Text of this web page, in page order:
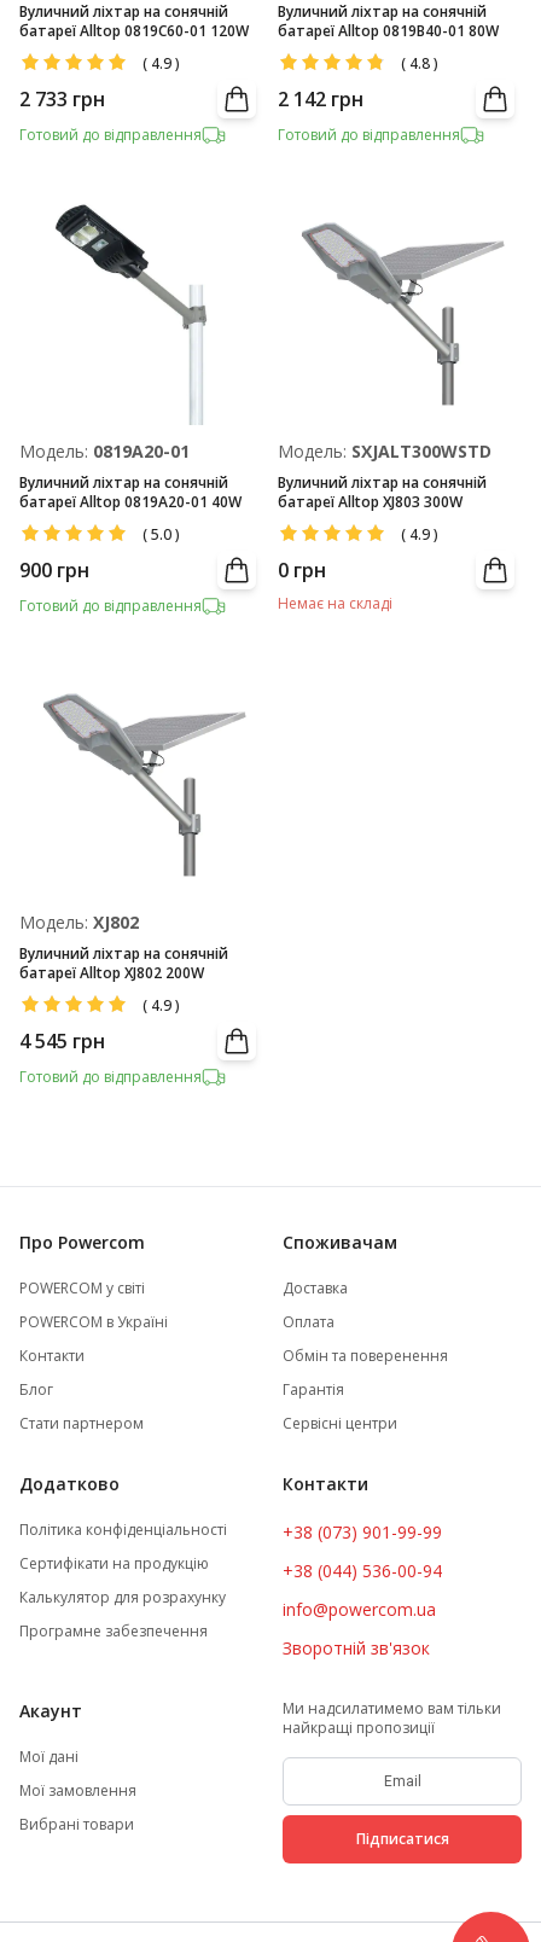
Вуличний ліхтар на сонячній
батареї Alltop 0819С60-01 120W
( 4.9)
2 733 грн
Готовий до відправлення
Вуличний ліхтар на сонячній
батареї Alltop 0819В40-01 80W
( 4.8)
2 142 грн
Готовий до відправлення
Модель: 0819А20-01
Вуличний ліхтар на сонячній
батареї Alltop 0819А20-01 40W
(5.0)
900 грн
Готовий до відправлення
Модель: SXJALT300WSTD
Вуличний ліхтар на сонячній
батареї Alltop XJ803 300W
( 4.9)
0 грн
Немає на складі
Модель: XJ802
Вуличний ліхтар на сонячній
батареї Alltop XJ802 200W
( 4.9)
4 545 грн
Готовий до відправлення
Про Powercom
POWERCOM у світі
POWERCOM в Україні
Контакти
Блог
Стати партнером
Споживачам
Доставка
Оплата
Обмін та поверенення
Гарантія
Сервісні центри
Додатково
Політика конфіденціальності
Сертифікати на продукцію
Калькулятор для розрахунку
Програмне забезпечення
Контакти
+38 (073) 901-99-99
+38 (044) 536-00-94
info@powercom.ua
Зворотній зв'язок
Акаунт
Мої дані
Мої замовлення
Вибрані товари
Ми надсилатимемо вам тільки
найкращі пропозиції
Підписатися